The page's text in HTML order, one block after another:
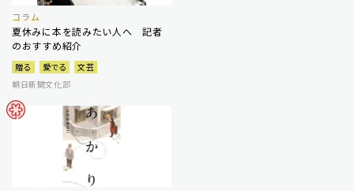
コラム
夏休みに本を読みたい人へ 記者
のおすすめ紹介
贈る 愛でる
文芸
朝日新聞文化部